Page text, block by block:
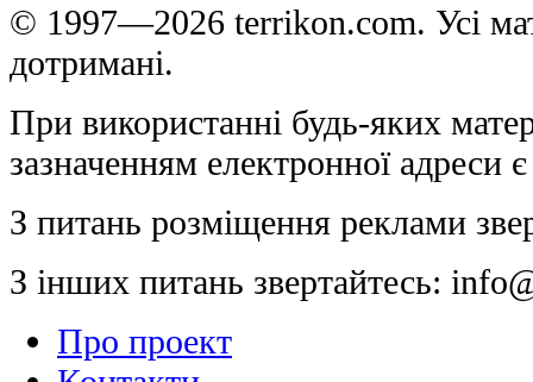
© 1997—2026 terrikon.com. Усі
дотримані.
При використанні будь-яких
зазначенням електронної адреси
З питань розміщення реклами
З інших питань звертайтесь:
Про проект